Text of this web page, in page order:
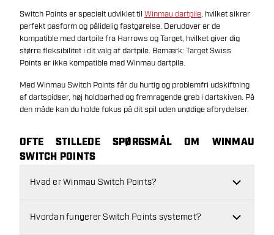
Switch Points er specielt udviklet til Winmau dartpile, hvilket sikrer
perfekt pasform og pålidelig fastgørelse. Derudover er de
kompatible med dartpile fra Harrows og Target, hvilket giver dig
større fleksibilitet i dit valg af dartpile. Bemærk: Target Swiss
Points er ikke kompatible med Winmau dartpile.
Med Winmau Switch Points får du hurtig og problemfri udskiftning
af dartspidser, høj holdbarhed og fremragende greb i dartskiven. På
den måde kan du holde fokus på dit spil uden unødige afbrydelser.
OFTE STILLEDE SPØRGSMÅL OM WINMAU
SWITCH POINTS
Hvad er Winmau Switch Points?
Hvordan fungerer Switch Points systemet?